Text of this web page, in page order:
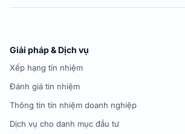
Giải pháp & Dịch vụ
Xếp hạng tín nhiệm
Đánh giá tín nhiệm
Thông tin tín nhiệm doanh nghiệp
Dịch vụ cho danh mục đầu tư